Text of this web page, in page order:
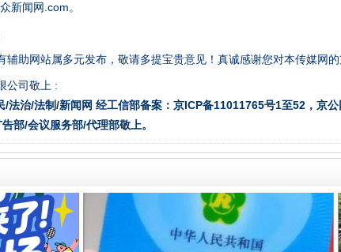
新闻网.com。
助网站属多元发布，敬请多提宝贵意见！真诚感谢您对本传媒网的
公司敬上 :
/法治/法制/新闻网 经工信部备案：京ICP备11011765号1至52，京公
部/会议服务部/代理部敬上。
上场 事关残疾人未来5年